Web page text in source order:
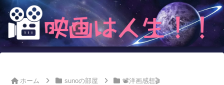
ホーム sunoの部屋 📽洋画感想🎬